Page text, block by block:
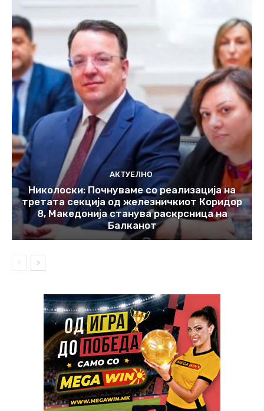
АКТУЕЛНО
Николоски: Почнуваме со реализација на
третата секција од железничкиот Коридор
8, Македонија станува раскрсница на
Балканот